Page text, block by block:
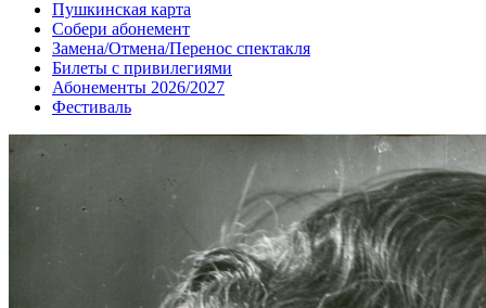
Пушкинская карта
Собери абонемент
Замена/Отмена/Перенос спектакля
Билеты с привилегиями
Абонементы 2026/2027
Фестиваль